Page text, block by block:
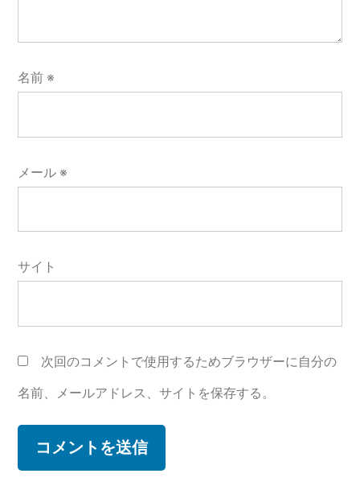
名前 ※
メール ※
サイト
次回のコメントで使用するためブラウザーに自分の
名前、メールアドレス、サイトを保存する。